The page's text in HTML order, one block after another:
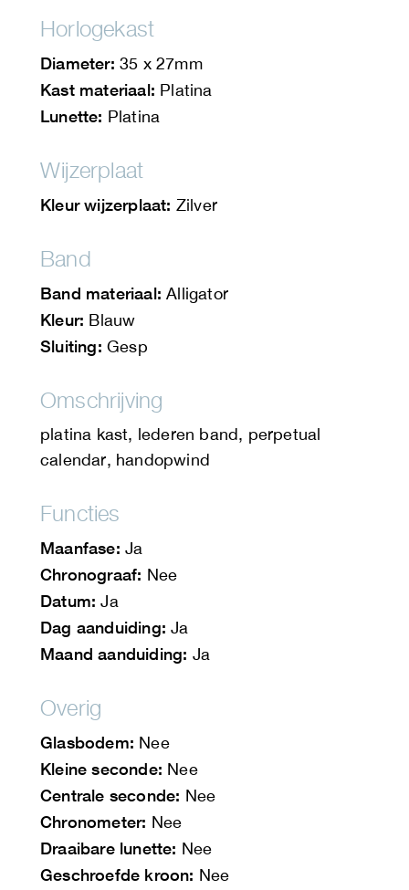
Horlogekast
Diameter: 35 x 27mm
Kast materiaal: Platina
Lunette: Platina
Wijzerplaat
Kleur wijzerplaat: Zilver
Band
Band materiaal: Alligator
Kleur: Blauw
Sluiting: Gesp
Omschrijving
platina kast, lederen band, perpetual
calendar, handopwind
Functies
Maanfase: Ja
Chronograaf: Nee
Datum: Ja
Dag aanduiding: Ja
Maand aanduiding: Ja
Overig
Glasbodem: Nee
Kleine seconde: Nee
Centrale seconde: Nee
Chronometer: Nee
Draaibare lunette: Nee
Geschroefde kroon: Nee